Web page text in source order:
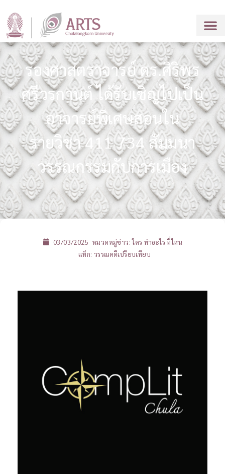
รองศาสตราจารย์ ดร.ศิริพร
ศรีวรกานต์ ได้รับเชิญไปเป็น
อาจารย์พิเศษสอนใน
รายวิชา 411 734 สัมมนา
วรรณกรรมกับการเมือง
03/03/2025 หมวดหมู่ข่าว:ใคร ทำอะไร ที่ไหน
แท็ก: วรรณคดีเปรียบเทียบ